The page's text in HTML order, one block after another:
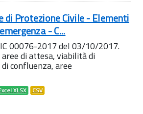
di Protezione Civile - Elementi
- C...
00076-2017 del 03/10/2017.
aree di attesa, viabilità di
confluenza, aree
XLSX CSV